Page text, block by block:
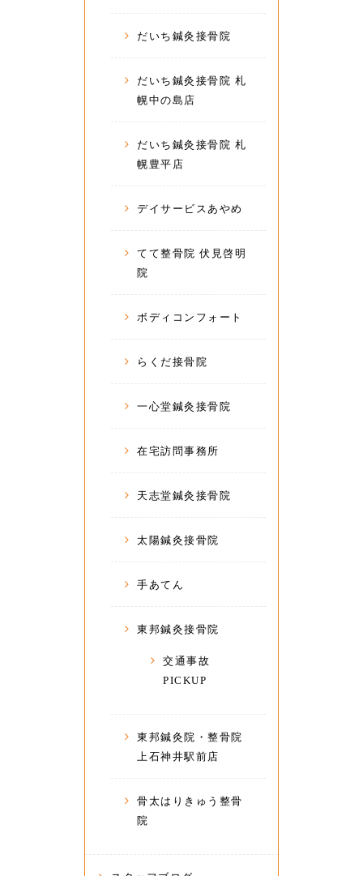
だいち鍼灸接骨院
だいち鍼灸接骨院 札
幌中の島店
だいち鍼灸接骨院 札
幌豊平店
デイサービスあやめ
てて整骨院 伏見啓明
院
ボディコンフォート
らくだ接骨院
一心堂鍼灸接骨院
在宅訪問事務所
天志堂鍼灸接骨院
太陽鍼灸接骨院
手あてん
東邦鍼灸接骨院
交通事故
PICKUP
東邦鍼灸院・整骨院
上石神井駅前店
骨太はりきゅう整骨
院